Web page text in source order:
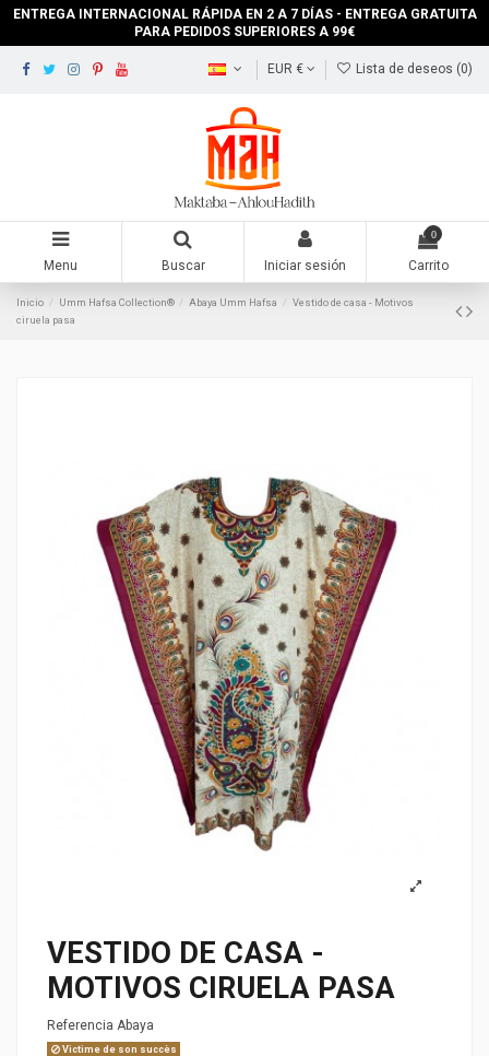
ENTREGA INTERNACIONAL RÁPIDA EN 2 A 7 DÍAS - ENTREGA GRATUITA
PARA PEDIDOS SUPERIORES A 99€
EUR € Lista de deseos (0)
Menu Buscar Iniciar sesión
0
Carrito
Inicio Umm Hafsa Collection® Abaya Umm Hafsa
Vestido de casa - Motivos
ciruela pasa
VESTIDO DE CASA -
MOTIVOS CIRUELA PASA
Referencia Abaya
Victime de son succès